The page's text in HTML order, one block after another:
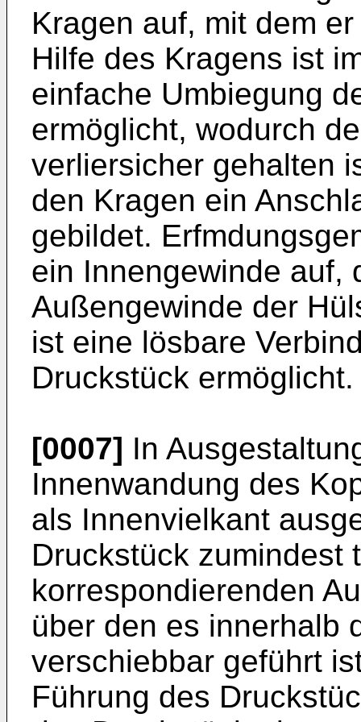
Kragen auf, mit dem
Hilfe des Kragens ist
einfache Umbiegung
ermöglicht, wodurch
verliersicher gehalten
den Kragen ein
gebildet.
ein Innengewinde auf,
Außengewinde der
ist eine lösbare
Druckstück ermöglicht.
[0007] In
Innenwandung des
als Innenvielkant
Druckstück zumindest
korrespondierenden
über den es innerhalb
verschiebbar geführt
Führung des